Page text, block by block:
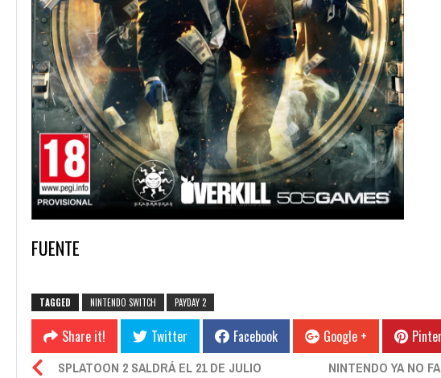
FUENTE
TAGGED NINTENDO SWITCH PAYDAY 2
Share it! Twitter Facebook Google +
SPLATOON 2 SALDRÁ EL 21 DE JULIO NINTENDO YA NO